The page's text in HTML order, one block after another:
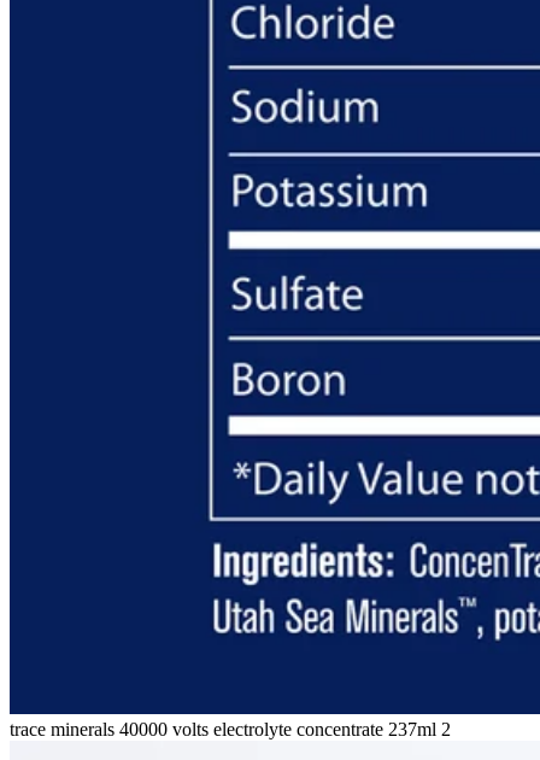
trace minerals 40000 volts electrolyte concentrate 237ml 2